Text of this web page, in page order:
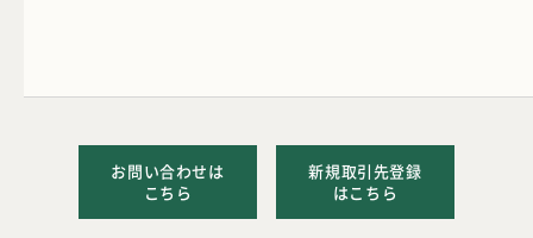
お問い合わせは
こちら
新規取引先登録
はこちら